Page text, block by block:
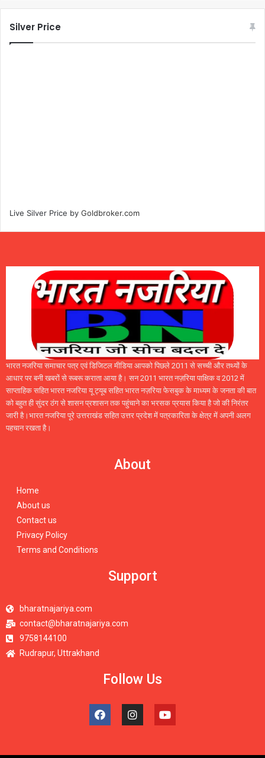
Silver Price
Live Silver Price by Goldbroker.com
भारत नजरिया समाचार पत्र एवं डिजिटल मीडिया आपको पिछले 2011 से सच्ची और तथ्यों के
आधार पर बनी खबरों से रूबरू कराता आया है। सन 2011 भारत नज़रिया पाक्षिक व 2012 में
साप्ताहिक सहित भारत नजरिया यू ट्यूब सहित भारत नज़रिया फेसबुक के माध्यम के जनता की बात
को बहुत ही सुंदर ठंग से शासन प्रशासन तक पहुंचाने का भरसक प्रयास किया है जो की निरंतर
जारी है।भारत नजरिया पूरे उत्तराखंड सहित उत्तर प्रदेश में पत्रकारिता के क्षेत्र में अपनी अलग
पहचान रखता है।
About
Home
About us
Contact us
Privacy Policy
Terms and Conditions
Support
bharatnajariya.com
contact@bharatnajariya.com
9758144100
Rudrapur, Uttrakhand
Follow Us